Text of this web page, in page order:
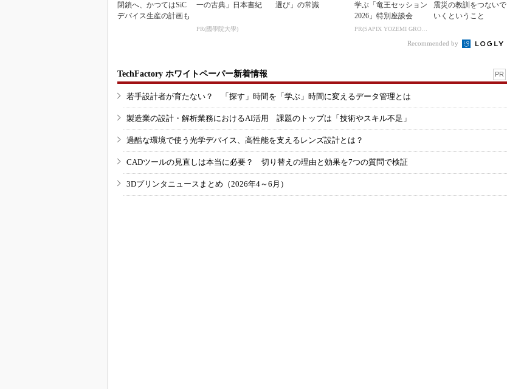
閉鎖へ、かつてはSiC
デバイス生産の計画も
一の古典」日本書紀
PR(國學院大學)
選び」の常識
学ぶ「竜王セッション
2026」特別座談会
PR(SAPIX YOZEMI GROUP)
震災の教訓をつないで
いくということ
Recommended by
TechFactory ホワイトペーパー新着情報 PR
若手設計者が育たない？ 「探す」時間を「学ぶ」時間に変えるデータ管理とは
製造業の設計・解析業務におけるAI活用 課題のトップは「技術やスキル不足」
過酷な環境で使う光学デバイス、高性能を支えるレンズ設計とは？
CADツールの見直しは本当に必要？ 切り替えの理由と効果を7つの質問で検証
3Dプリンタニュースまとめ（2026年4～6月）